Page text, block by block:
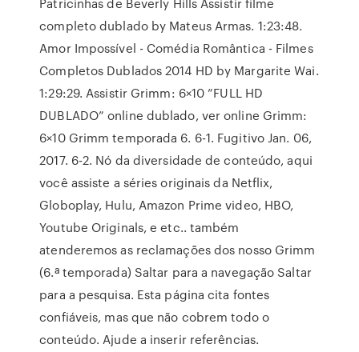
completo dublado by Mateus Armas. 1:23:48.
Amor Impossível - Comédia Romântica - Filmes
Completos Dublados 2014 HD by Margarite Wai.
1:29:29. Assistir Grimm: 6×10 ”FULL HD
DUBLADO” online dublado, ver online Grimm:
6×10 Grimm temporada 6. 6-1. Fugitivo Jan. 06,
2017. 6-2. Nó da diversidade de conteúdo, aqui
você assiste a séries originais da Netflix,
Globoplay, Hulu, Amazon Prime video, HBO,
Youtube Originals, e etc.. também
atenderemos as reclamações dos nosso Grimm
(6.ª temporada) Saltar para a navegação Saltar
para a pesquisa. Esta página cita fontes
confiáveis, mas que não cobrem todo o
conteúdo. Ajude a inserir referências.